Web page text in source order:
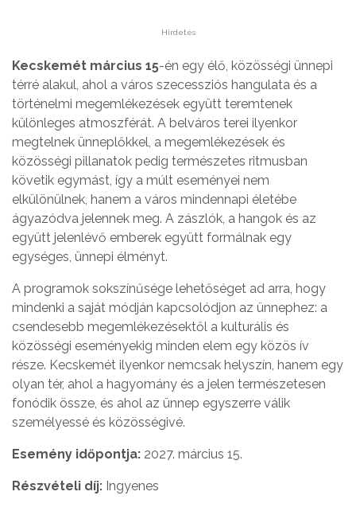
Hirdetés
Kecskemét március 15-én egy élő, közösségi ünnepi
térré alakul, ahol a város szecessziós hangulata és a
történelmi megemlékezések együtt teremtenek
különleges atmoszférát. A belváros terei ilyenkor
megtelnek ünneplőkkel, a megemlékezések és
közösségi pillanatok pedig természetes ritmusban
követik egymást, így a múlt eseményei nem
elkülönülnek, hanem a város mindennapi életébe
ágyazódva jelennek meg. A zászlók, a hangok és az
együtt jelenlévő emberek együtt formálnak egy
egységes, ünnepi élményt.
A programok sokszínűsége lehetőséget ad arra, hogy
mindenki a saját módján kapcsolódjon az ünnephez: a
csendesebb megemlékezésektől a kulturális és
közösségi eseményekig minden elem egy közös ív
része. Kecskemét ilyenkor nemcsak helyszín, hanem egy
olyan tér, ahol a hagyomány és a jelen természetesen
fonódik össze, és ahol az ünnep egyszerre válik
személyessé és közösségivé.
Esemény időpontja: 2027. március 15.
Részvételi díj: Ingyenes